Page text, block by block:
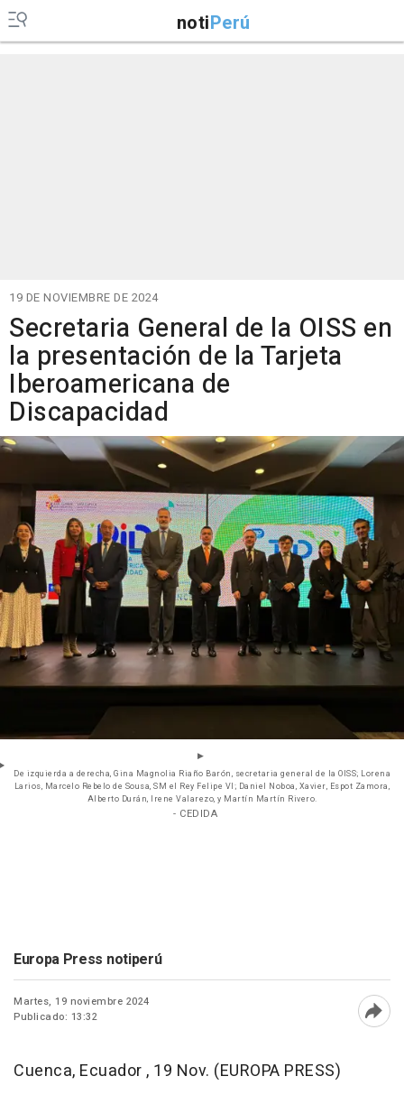
notiPerú
19 DE NOVIEMBRE DE 2024
Secretaria General de la OISS en
la presentación de la Tarjeta
Iberoamericana de
Discapacidad
De izquierda a derecha, Gina Magnolia Riaño Barón, secretaria general de la OISS; Lorena
Larios, Marcelo Rebelo de Sousa, SM el Rey Felipe VI; Daniel Noboa, Xavier, Espot Zamora,
Alberto Durán, Irene Valarezo, y Martín Martín Rivero.
- CEDIDA
Europa Press notiperú
Martes, 19 noviembre 2024
Publicado: 13:32
Cuenca, Ecuador , 19 Nov. (EUROPA PRESS)